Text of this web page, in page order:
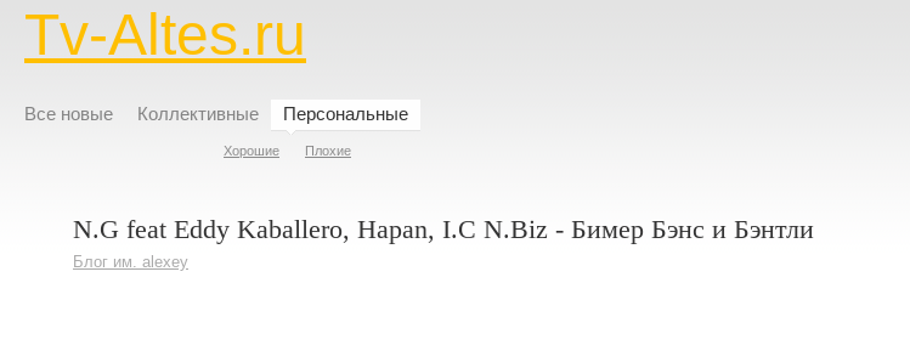
Tv-Altes.ru
Все новые Коллективные Персональные
Хорошие Плохие
N.G feat Eddy Kaballero, Hapan, I.C N.Biz - Бимер Бэнс и Бэнтли
Блог им. alexey